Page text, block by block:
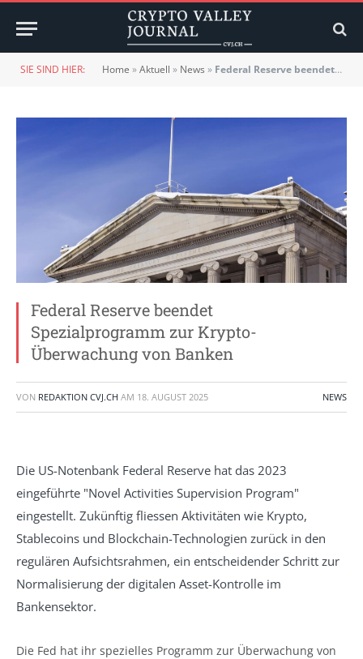
SIE SIND HIER: Home »Aktuell » News » Federal Reserve beendet Spezialprogramm zur Krypto-Überwachung von Banken
Federal Reserve beendet
Spezialprogramm zur Krypto-
Überwachung von Banken
VON REDAKTION CVJ.CH AM 18. AUGUST 2025 NEWS
Die US-Notenbank Federal Reserve hat das 2023
eingeführte "Novel Activities Supervision Program"
eingestellt. Zukünftig fliessen Aktivitäten wie Krypto,
Stablecoins und Blockchain-Technologien zurück in den
regulären Aufsichtsrahmen, ein entscheidender Schritt zur
Normalisierung der digitalen Asset-Kontrolle im
Bankensektor.
Die Fed hat ihr spezielles Programm zur Überwachung von